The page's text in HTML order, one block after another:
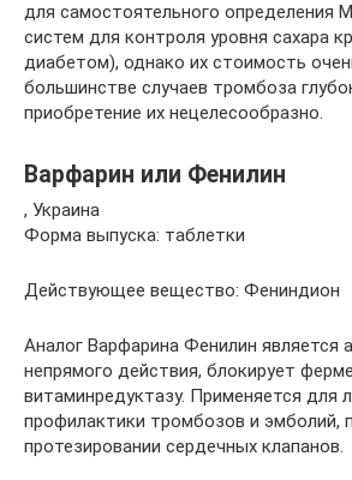
для самостоятельного определения
систем для контроля уровня сахара
диабетом), однако их стоимость
большинстве случаев тромбоза
приобретение их нецелесообразно.
Варфарин или Фенилин
, Украина
Форма выпуска: таблетки
Действующее вещество: Фениндион
Аналог Варфарина Фенилин является
непрямого действия, блокирует
витаминредуктазу. Применяется для
профилактики тромбозов и эмболий,
протезировании сердечных клапанов.